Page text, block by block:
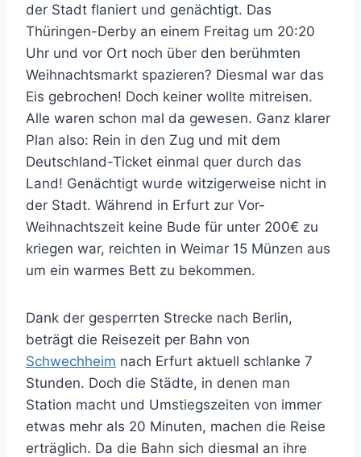
der Stadt flaniert und genächtigt. Das
Thüringen-Derby an einem Freitag um 20:20
Uhr und vor Ort noch über den berühmten
Weihnachtsmarkt spazieren? Diesmal war das
Eis gebrochen! Doch keiner wollte mitreisen.
Alle waren schon mal da gewesen. Ganz klarer
Plan also: Rein in den Zug und mit dem
Deutschland-Ticket einmal quer durch das
Land! Genächtigt wurde witzigerweise nicht in
der Stadt. Während in Erfurt zur Vor-
Weihnachtszeit keine Bude für unter 200€ zu
kriegen war, reichten in Weimar 15 Münzen aus
um ein warmes Bett zu bekommen.
Dank der gesperrten Strecke nach Berlin,
beträgt die Reisezeit per Bahn von
Schwechheim nach Erfurt aktuell schlanke 7
Stunden. Doch die Städte, in denen man
Station macht und Umstiegszeiten von immer
etwas mehr als 20 Minuten, machen die Reise
erträglich. Da die Bahn sich diesmal an ihre